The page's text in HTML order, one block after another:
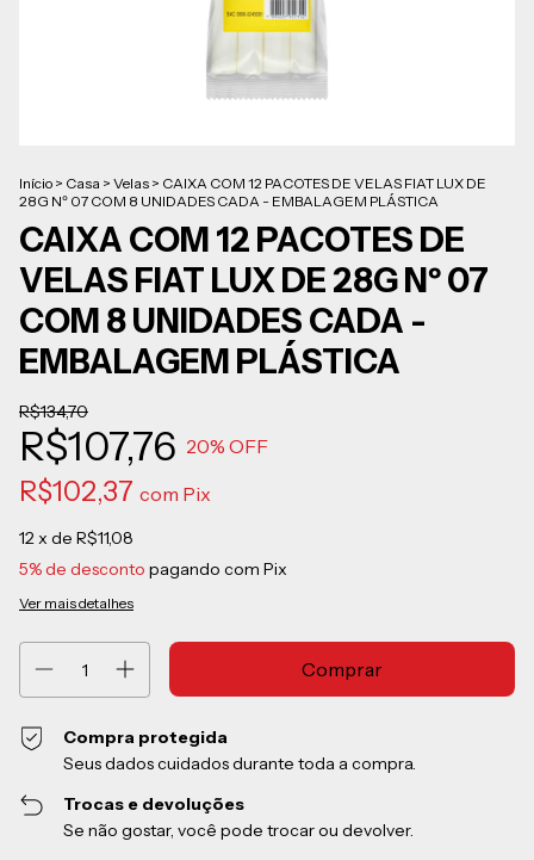
Início > Casa > Velas > CAIXA COM 12 PACOTES DE VELAS FIAT LUX DE
28G Nº 07 COM 8 UNIDADES CADA - EMBALAGEM PLÁSTICA
CAIXA COM 12 PACOTES DE
VELAS FIAT LUX DE 28G Nº 07
COM 8 UNIDADES CADA -
EMBALAGEM PLÁSTICA
R$134,70
R$107,76 20% OFF
R$102,37 com Pix
12x de R$11,08
5% de desconto pagando com Pix
Ver mais detalhes
Compra protegida
Seus dados cuidados durante toda a compra.
Trocas e devoluções
Se não gostar, você pode trocar ou devolver.